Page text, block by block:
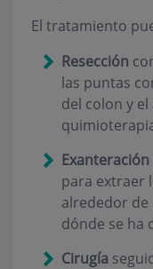
El tratamiento
Resección
las puntas
del colon y
Exanteración
para extraer
alrededor de
dónde se ha
Cirugía